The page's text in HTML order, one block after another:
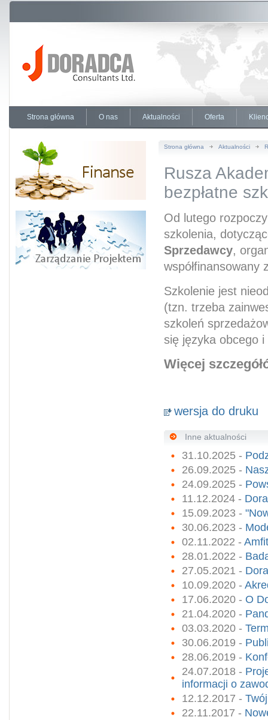
Strona główna O nas Aktualności Oferta
Strona główna Aktualności
Rusza
bezpłatne
Od lutego
szkolenia,
Sprzedawcy,
współfinansowany
Szkolenie jest
(tzn. trzeba
szkoleń
się języka obcego
Więcej
wersja do druku
Inne aktualności
31.10.2025 -
26.09.2025 -
24.09.2025 -
11.12.2024 -
15.09.2023 -
30.06.2023 -
02.11.2022 -
28.01.2022 -
27.05.2021 -
10.09.2020 -
17.06.2020 - O
21.04.2020 -
03.03.2020 -
30.06.2019 -
28.06.2019 -
24.07.2018 -
informacji o
12.12.2017 -
22.11.2017 -